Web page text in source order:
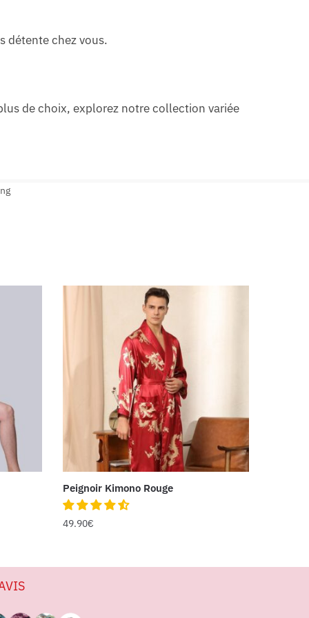
détente chez vous.
de choix, explorez notre collection variée
Peignoir Kimono Rouge
49.90€